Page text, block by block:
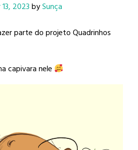
2023bySunça
parte do projeto Quadrinhos
capivara nele